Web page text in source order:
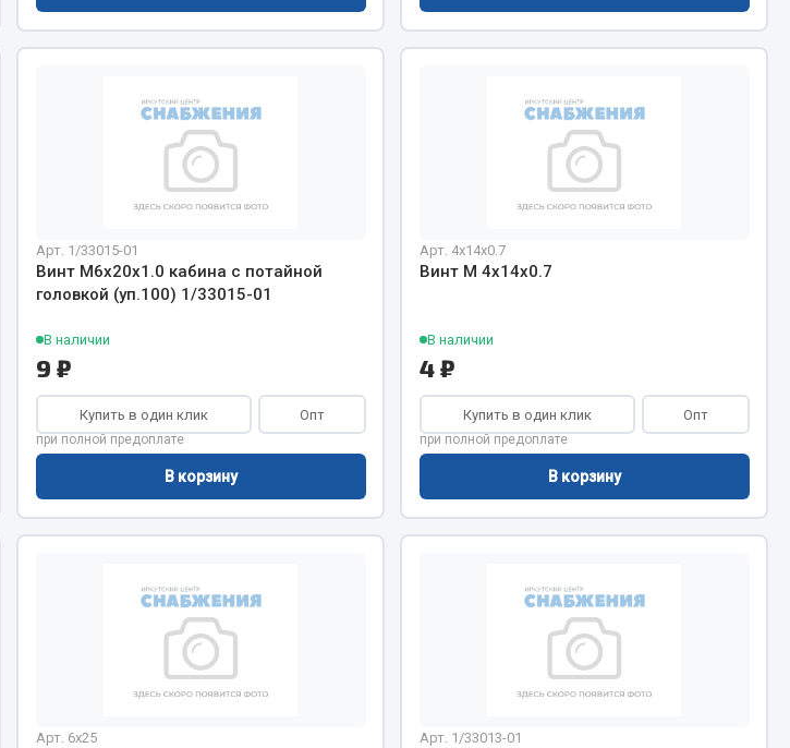
Стропы
Весь раздел
3 ton
Весь раздел
ТАВ
ЯМАЛ
ТЮМЕНЬ
Показать ещё
Весь раздел
Арт. 1/33015-01
Винт М6х20х1.0 кабина с потайной
головкой (уп.100) 1/33015-01
В наличии
9 ₽
Купить в один клик Опт
при полной предоплате
В корзину
Арт. 4х14х0.7
Винт М 4х14х0.7
В наличии
4 ₽
Купить в один клик Опт
при полной предоплате
В корзину
Арт. 6х25 Арт. 1/33013-01